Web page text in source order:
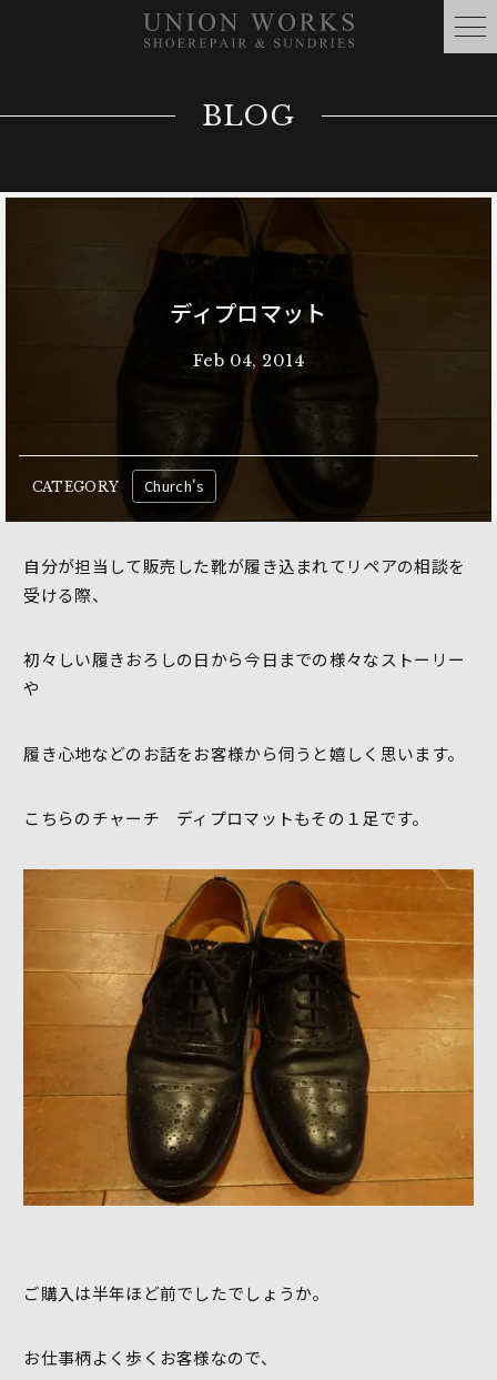
BLOG
ディプロマット
Feb 04, 2014
CATEGORY Church's
自分が担当して販売した靴が履き込まれてリペアの相談を
受ける際、
初々しい履きおろしの日から今日までの様々なストーリー
や
履き心地などのお話をお客様から伺うと嬉しく思います。
こちらのチャーチ ディプロマットもその１足です。
ご購入は半年ほど前でしたでしょうか。
お仕事柄よく歩くお客様なので、